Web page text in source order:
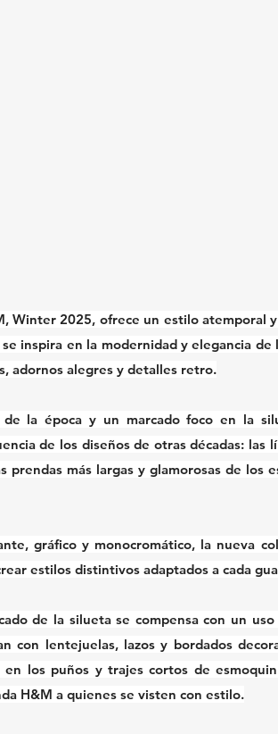
Winter 2025, ofrece un estilo atemporal
inspira en la modernidad y elegancia
adornos alegres y detalles retro.
la época y un marcado foco en la
de los diseños de otras décadas: las
prendas más largas y glamorosas de los
gráfico y monocromático, la nueva
estilos distintivos adaptados a cada
de la silueta se compensa con un
con lentejuelas, lazos y bordados
en los puños y trajes cortos de
H&M a quienes se visten con estilo.